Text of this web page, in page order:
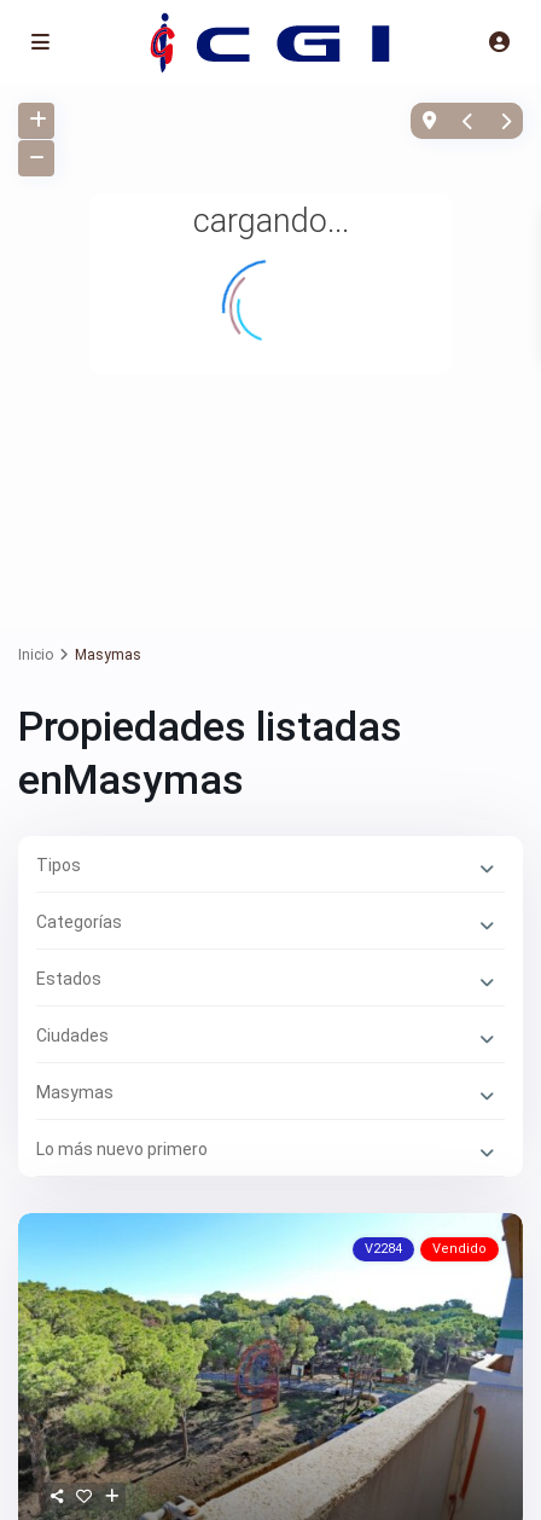
cargando...
Inicio Masymas
Propiedades listadas
enMasymas
Tipos
Categorías
Estados
Ciudades
Masymas
Lo más nuevo primero
V2284 Vendido